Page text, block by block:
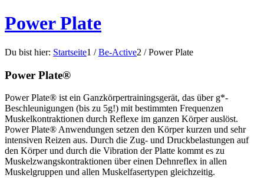
Power Plate
Du bist hier: Startseite1 / Be-Active2 / Power Plate
Power Plate®
Power Plate® ist ein Ganzkörpertrainingsgerät, das über g*-
Beschleunigungen (bis zu 5g!) mit bestimmten Frequenzen
Muskelkontraktionen durch Reflexe im ganzen Körper auslöst.
Power Plate® Anwendungen setzen den Körper kurzen und sehr
intensiven Reizen aus. Durch die Zug- und Druckbelastungen auf
den Körper und durch die Vibration der Platte kommt es zu
Muskelzwangskontraktionen über einen Dehnreflex in allen
Muskelgruppen und allen Muskelfasertypen gleichzeitig.